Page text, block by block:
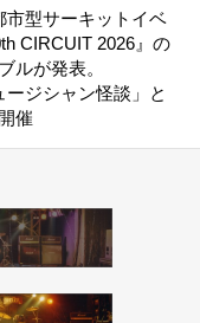
市型サーキットイベ
CIRCUIT 2026』の
ルが発表。
ージシャン怪談」と
催